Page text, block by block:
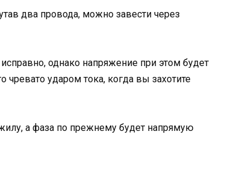
два провода, можно завести через
однако напряжение при этом будет
чревато ударом тока, когда вы захотите
а фаза по прежнему будет напрямую